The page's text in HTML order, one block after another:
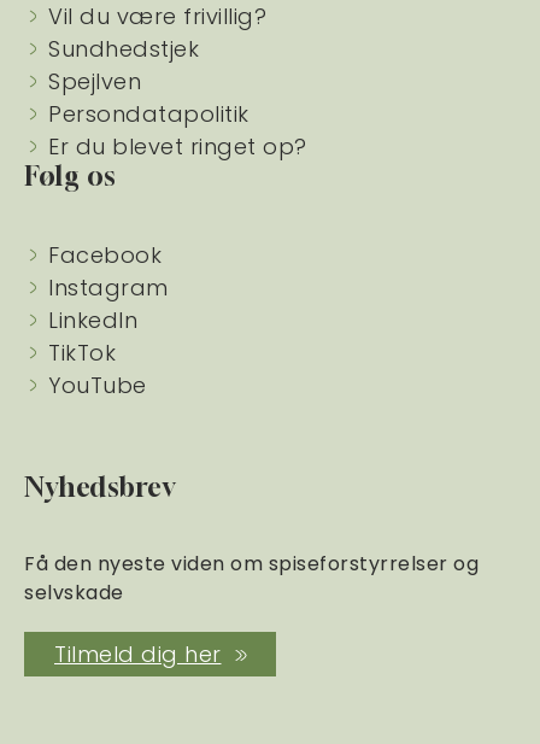
Vil du være frivillig?
Sundhedstjek
Spejlven
Persondatapolitik
Er du blevet ringet op?
Følg os
Facebook
Instagram
LinkedIn
TikTok
YouTube
Nyhedsbrev
Få den nyeste viden om spiseforstyrrelser og
selvskade
Tilmeld dig her